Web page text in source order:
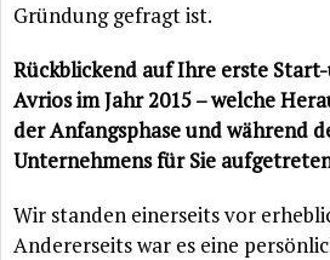
Gründung gefragt ist.
Rückblickend auf Ihre erste
Avrios im Jahr 2015 – welche
der Anfangsphase und während
Unternehmens für Sie
Wir standen einerseits vor
Andererseits war es eine